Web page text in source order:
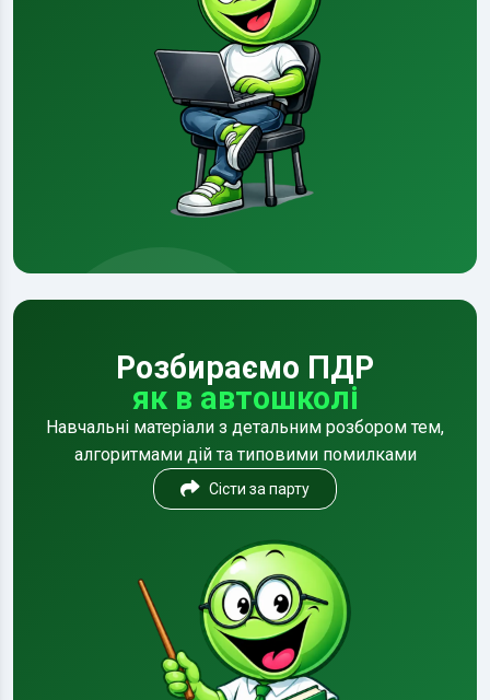
Розбираємо ПДР
як в автошколі
Навчальні матеріали з детальним розбором тем,
алгоритмами дій та типовими помилками
Сісти за парту